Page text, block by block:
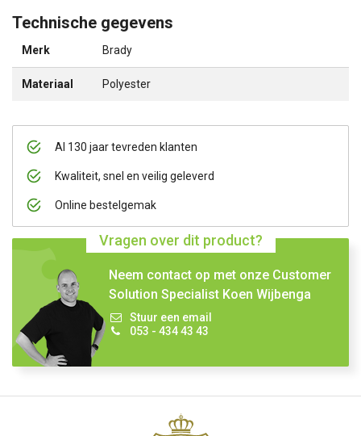
Al 130 jaar tevreden klanten
Kwaliteit, snel en veilig geleverd
Online bestelgemak
Vragen over dit product?
Neem contact op met onze Customer
Solution Specialist Koen Wijbenga
Stuur een email
053 - 434 43 43
Technische gegevens
Merk Brady
Materiaal Polyester